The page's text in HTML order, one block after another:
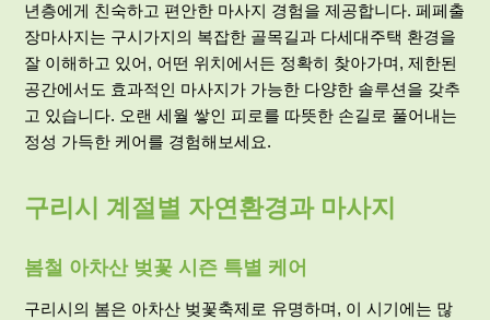
년층에게 친숙하고 편안한 마사지 경험을 제공합니다. 페페출
장마사지는 구시가지의 복잡한 골목길과 다세대주택 환경을
잘 이해하고 있어, 어떤 위치에서든 정확히 찾아가며, 제한된
공간에서도 효과적인 마사지가 가능한 다양한 솔루션을 갖추
고 있습니다. 오랜 세월 쌓인 피로를 따뜻한 손길로 풀어내는
정성 가득한 케어를 경험해보세요.
구리시 계절별 자연환경과 마사지
봄철 아차산 벚꽃 시즌 특별 케어
구리시의 봄은 아차산 벚꽃축제로 유명하며, 이 시기에는 많